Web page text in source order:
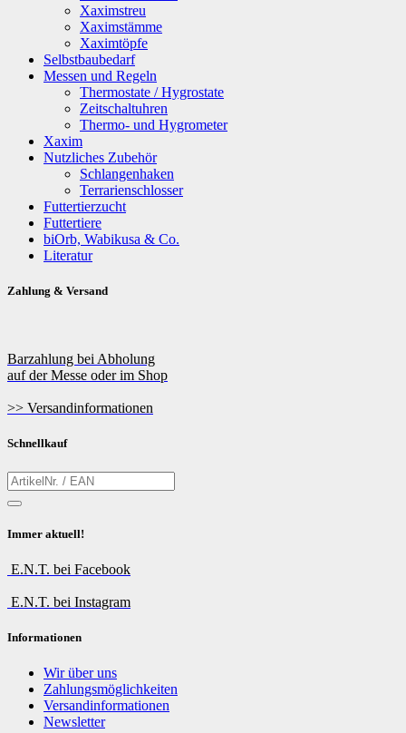
Xaximstreu
Xaximstämme
Xaximtöpfe
Selbstbaubedarf
Messen und Regeln
Thermostate / Hygrostate
Zeitschaltuhren
Thermo- und Hygrometer
Xaxim
Nutzliches Zubehör
Schlangenhaken
Terrarienschlosser
Futtertierzucht
Futtertiere
biOrb, Wabikusa & Co.
Literatur
Zahlung & Versand
Barzahlung bei Abholung
auf der Messe oder im Shop
>> Versandinformationen
Schnellkauf
Immer aktuell!
E.N.T. bei Facebook
E.N.T. bei Instagram
Informationen
Wir über uns
Zahlungsmöglichkeiten
Versandinformationen
Newsletter